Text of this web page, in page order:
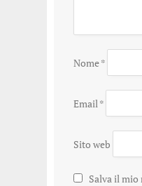
Nome*
Email *
Sito web
Salva il mio